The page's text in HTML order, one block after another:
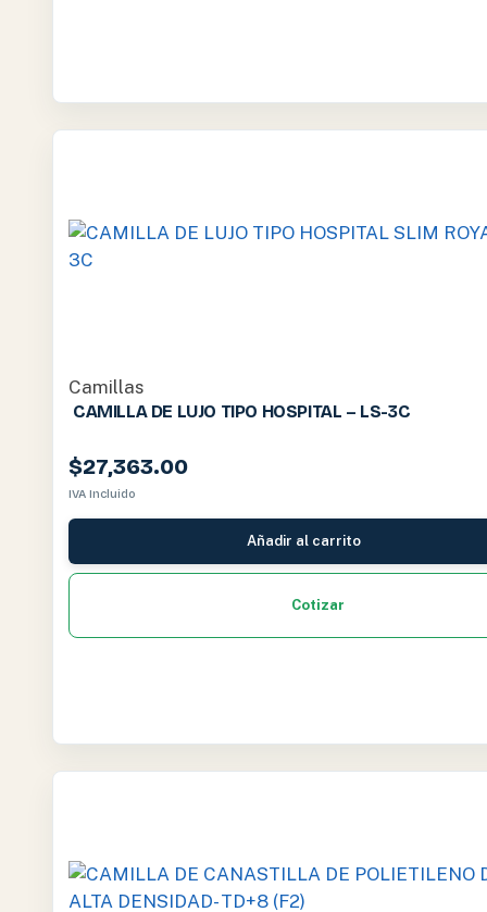
Camillas
CAMILLA DE LUJO TIPO HOSPITAL – LS-3C
$27,363.00
IVA Incluido
Añadir al carrito
Cotizar